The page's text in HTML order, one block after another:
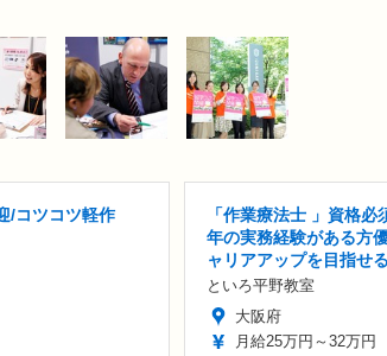
/コツコツ軽作
「作業療法士 」資格
年の実務経験がある方
ャリアアップを目指せ
といろ平野教室
大阪府
月給25万円～32万円